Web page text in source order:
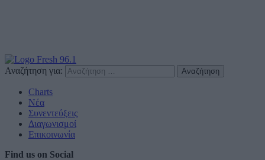
Αναζήτηση για:
Charts
Νέα
Συνεντεύξεις
Διαγωνισμοί
Επικοινωνία
Find us on Social